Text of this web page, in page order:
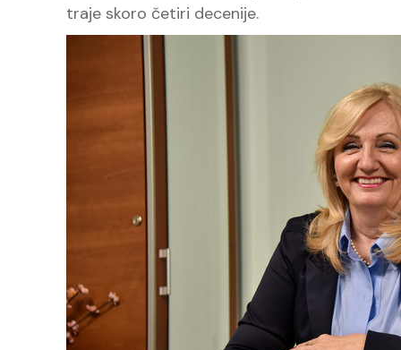
traje skoro četiri decenije.